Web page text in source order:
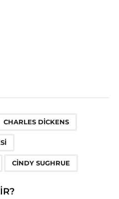
CHARLES DICKENS
CINDY SUGHRUE